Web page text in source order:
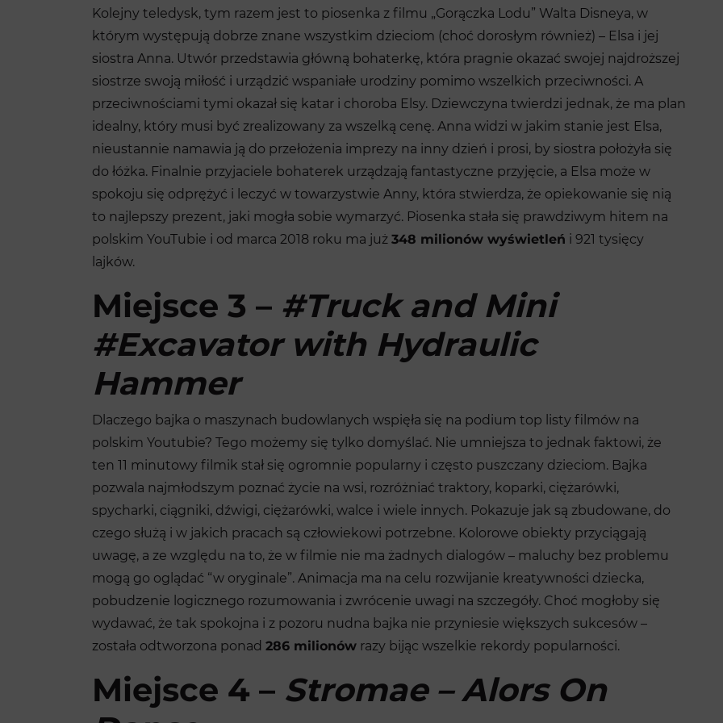
Kolejny teledysk, tym razem jest to piosenka z filmu „Gorączka Lodu” Walta Disneya, w
którym występują dobrze znane wszystkim dzieciom (choć dorosłym również) – Elsa i jej
siostra Anna. Utwór przedstawia główną bohaterkę, która pragnie okazać swojej najdroższej
siostrze swoją miłość i urządzić wspaniałe urodziny pomimo wszelkich przeciwności. A
przeciwnościami tymi okazał się katar i choroba Elsy. Dziewczyna twierdzi jednak, że ma plan
idealny, który musi być zrealizowany za wszelką cenę. Anna widzi w jakim stanie jest Elsa,
nieustannie namawia ją do przełożenia imprezy na inny dzień i prosi, by siostra położyła się
do łóżka. Finalnie przyjaciele bohaterek urządzają fantastyczne przyjęcie, a Elsa może w
spokoju się odprężyć i leczyć w towarzystwie Anny, która stwierdza, że opiekowanie się nią
to najlepszy prezent, jaki mogła sobie wymarzyć. Piosenka stała się prawdziwym hitem na
polskim YouTubie i od marca 2018 roku ma już 348 milionów wyświetleń i 921 tysięcy
lajków.
Miejsce 3 – #Truck and Mini
#Excavator with Hydraulic
Hammer
Dlaczego bajka o maszynach budowlanych wspięła się na podium top listy filmów na
polskim Youtubie? Tego możemy się tylko domyślać. Nie umniejsza to jednak faktowi, że
ten 11 minutowy filmik stał się ogromnie popularny i często puszczany dzieciom. Bajka
pozwala najmłodszym poznać życie na wsi, rozróżniać traktory, koparki, ciężarówki,
spycharki, ciągniki, dźwigi, ciężarówki, walce i wiele innych. Pokazuje jak są zbudowane, do
czego służą i w jakich pracach są człowiekowi potrzebne. Kolorowe obiekty przyciągają
uwagę, a ze względu na to, że w filmie nie ma żadnych dialogów – maluchy bez problemu
mogą go oglądać “w oryginale”. Animacja ma na celu rozwijanie kreatywności dziecka,
pobudzenie logicznego rozumowania i zwrócenie uwagi na szczegóły. Choć mogłoby się
wydawać, że tak spokojna i z pozoru nudna bajka nie przyniesie większych sukcesów –
została odtworzona ponad 286 milionów razy bijąc wszelkie rekordy popularności.
Miejsce 4 – Stromae – Alors On